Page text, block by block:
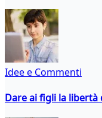
Idee e Commenti
Dare ai figli la libertà